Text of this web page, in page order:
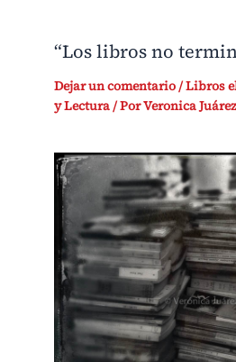
“Los libros no
Dejar un comentario/Libros
y Lectura/ PorVeronica Juárez